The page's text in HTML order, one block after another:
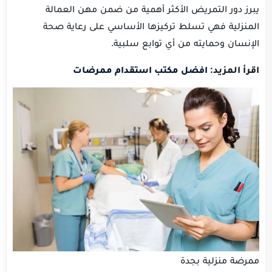
يبرز دور التمريض الأكثر أهمية من ضمن مهن العمالة
المنزلية فهي تسلط تركيزها الأساسي على رعاية صحة
الإنسان وحمايته من أي توابع سلبية.
اقرأ المزيد: افضل مكتب استقدام ممرضات
ممرضة منزلية بجدة